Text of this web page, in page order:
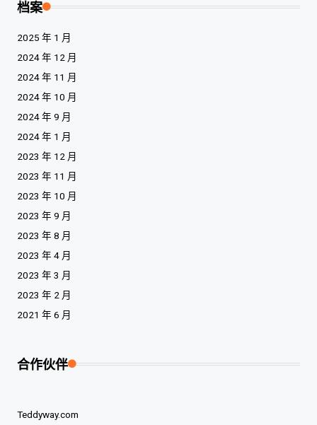
档案
2025 年 1 月
2024 年 12 月
2024 年 11 月
2024 年 10 月
2024 年 9 月
2024 年 1 月
2023 年 12 月
2023 年 11 月
2023 年 10 月
2023 年 9 月
2023 年 8 月
2023 年 4 月
2023 年 3 月
2023 年 2 月
2021 年 6 月
合作伙伴
Teddyway.com